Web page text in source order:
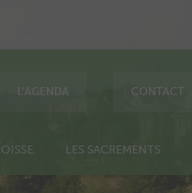
L’AGENDA CONTACT
LES SACREMENTS